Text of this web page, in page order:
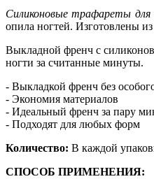
Силиконовые трафареты для
опила ногтей. Изготовлены
Выкладной френч с
ногти за считанные минуты.
- Выкладкой френч без
- Экономия материалов
- Идеальный френч за пару
- Подходят для любых форм
Количество: В каждой
СПОСОБ ПРИМЕНЕНИЯ: